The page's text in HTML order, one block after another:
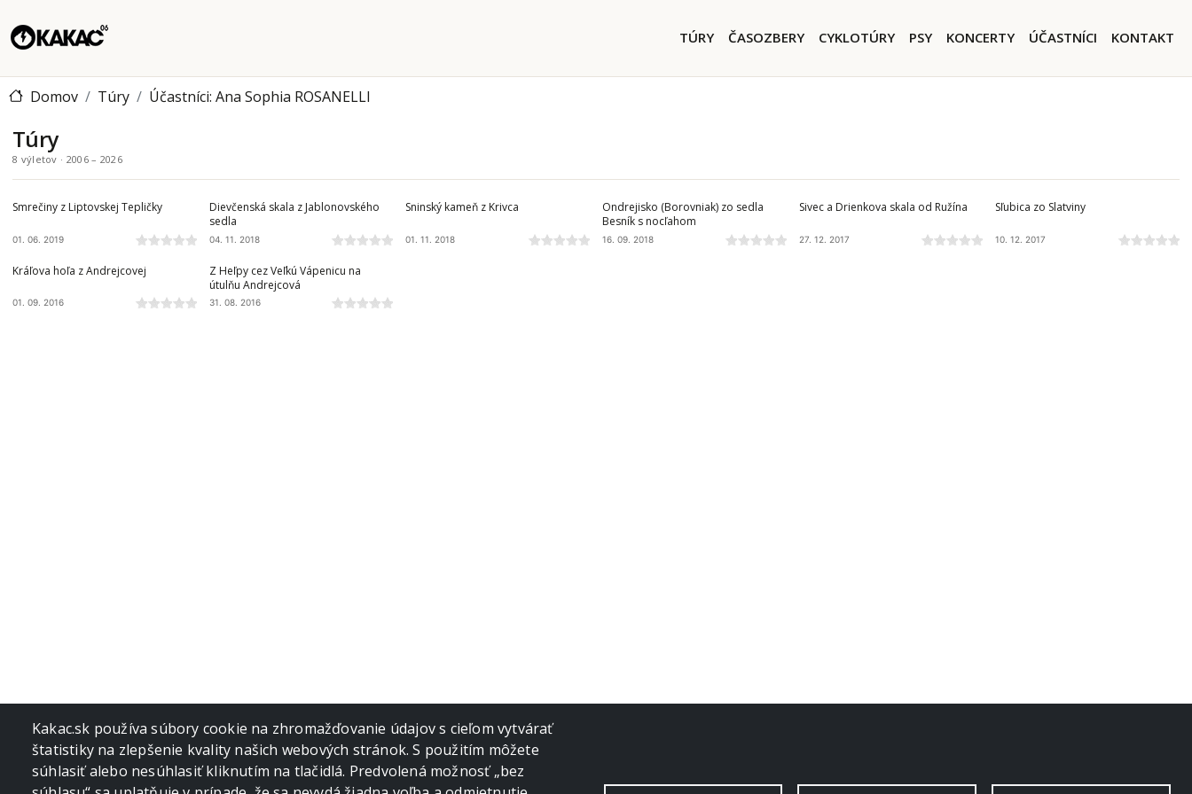
Main navigation
TÚRY ČASOZBERY CYKLOTÚRY PSY KONCERTY ÚČASTNÍCI KONTAKT
Domov Túry Účastníci: Ana Sophia ROSANELLI
Túry
8 výletov · 2006 – 2026
NÍZKE TATRY
Smrečiny z Liptovskej Tepličky
01. 06. 2019
SLOVENSKÝ KRAS
Dievčenská skala z Jablonovského
sedla
04. 11. 2018
VIHORLATSKÉ VRCHY
Sninský kameň z Krivca
01. 11. 2018
SLOVENSKÝ RAJ
Ondrejisko (Borovniak) zo sedla
Besník s nocľahom
16. 09. 2018
ČIERNA HORA
Sivec a Drienkova skala od Ružína
27. 12. 2017
BRANISKO A BACHUREŇ
Sľubica zo Slatviny
10. 12. 2017
NÍZKE TATRY
Kráľova hoľa z Andrejcovej
01. 09. 2016
NÍZKE TATRY
Z Heľpy cez Veľkú Vápenicu na
útulňu Andrejcová
31. 08. 2016
Kakac.sk používa súbory cookie na zhromažďovanie údajov s cieľom vytvárať
štatistiky na zlepšenie kvality našich webových stránok. S použitím môžete
súhlasiť alebo nesúhlasiť kliknutím na tlačidlá. Predvolená možnosť „bez